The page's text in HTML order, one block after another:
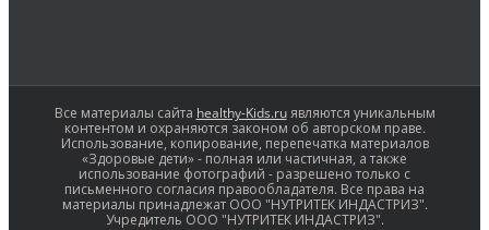
Все материалы сайта healthy-Kids.ruявляются уникальным
контентом и охраняются законом об авторском праве.
Использование, копирование, перепечатка материалов
«Здоровые дети» - полная или частичная, а также
использование фотографий - разрешено только с
письменного согласия правообладателя. Все права на
материалы принадлежат ООО "НУТРИТЕК ИНДАСТРИЗ".
Учредитель ООО "НУТРИТЕК ИНДАСТРИЗ".